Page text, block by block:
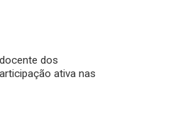
dos
ativa nas